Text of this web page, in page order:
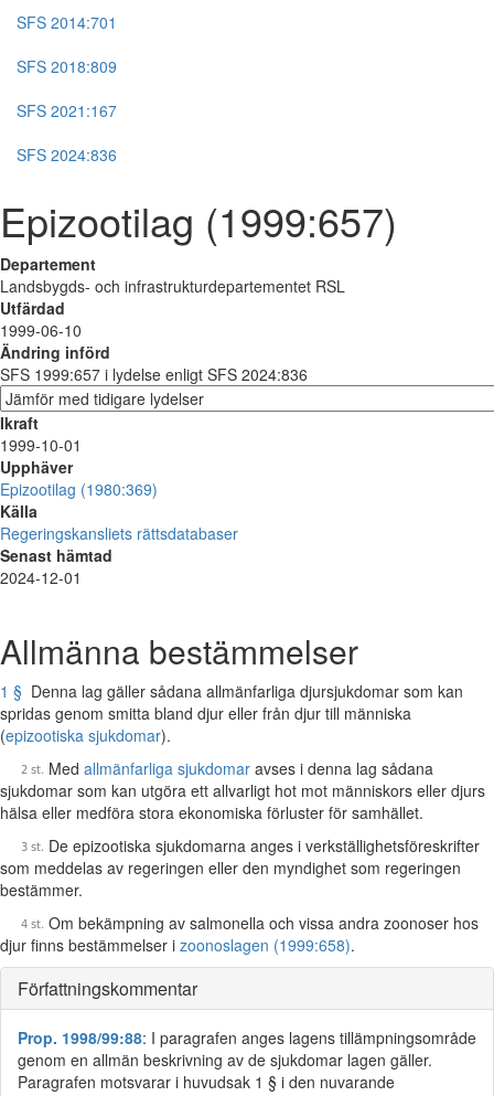
SFS 2014:701
SFS 2018:809
SFS 2021:167
SFS 2024:836
Epizootilag (1999:657)
Departement
Landsbygds- och infrastrukturdepartementet RSL
Utfärdad
1999-06-10
Ändring införd
SFS 1999:657 i lydelse enligt SFS 2024:836
Ikraft
1999-10-01
Upphäver
Epizootilag (1980:369)
Källa
Regeringskansliets rättsdatabaser
Senast hämtad
2024-12-01
Allmänna bestämmelser
1 § Denna lag gäller sådana allmänfarliga djursjukdomar som kan
spridas genom smitta bland djur eller från djur till människa
(epizootiska sjukdomar).
Med allmänfarliga sjukdomar avses i denna lag sådana
sjukdomar som kan utgöra ett allvarligt hot mot människors eller djurs
hälsa eller medföra stora ekonomiska förluster för samhället.
De epizootiska sjukdomarna anges i verkställighetsföreskrifter
som meddelas av regeringen eller den myndighet som regeringen
bestämmer.
Om bekämpning av salmonella och vissa andra zoonoser hos
djur finns bestämmelser i zoonoslagen (1999:658).
Författningskommentar
Prop. 1998/99:88: I paragrafen anges lagens tillämpningsområde
genom en allmän beskrivning av de sjukdomar lagen gäller.
Paragrafen motsvarar i huvudsak 1 § i den nuvarande